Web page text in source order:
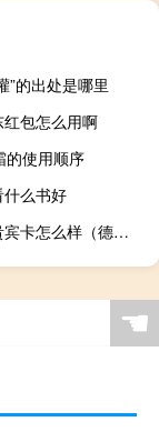
”的出处是哪里
包怎么用啊
的使用顺序
么书好
德人易行贵宾卡怎么样（德人易行贵宾卡）
☚